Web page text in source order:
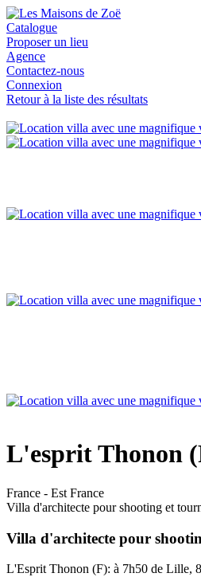
Catalogue
Proposer un lieu
Agence
Contactez-nous
Connexion
Retour à la liste des résultats
L'esprit Thonon
France - Est France
Villa d'architecte pour shooting et
Villa d'architecte pour
L'Esprit Thonon (F): à 7h50 de Lille,